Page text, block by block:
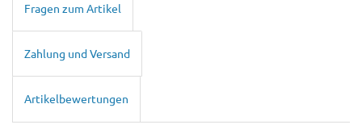
Fragen zum Artikel
Zahlung und Versand
Artikelbewertungen